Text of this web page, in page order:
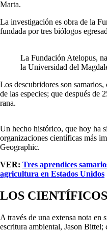
Marta.
La investigación es obra de la
fundada por tres biólogos
La Fundación Atelopus,
la Universidad del
Los descubridores son
de las especies; que después de
rana.
Un hecho histórico, que hoy ha
organizaciones científicas más
Geographic.
VER: Tres aprendices
agricultura en Estados Unidos
LOS
A través de una extensa nota en
escritura ambiental, Jason